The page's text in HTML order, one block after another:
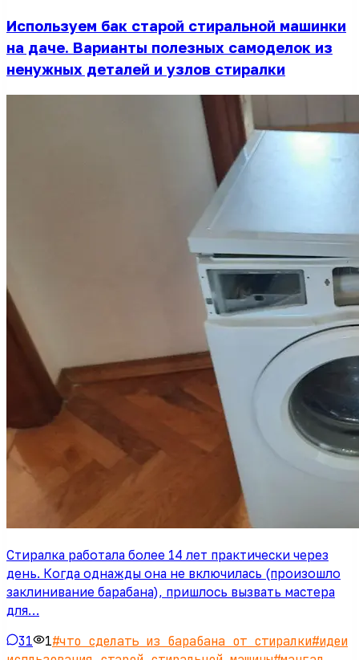
Используем бак старой стиральной машинки
на даче. Варианты полезных самоделок из
ненужных деталей и узлов стиралки
Стиралка работала более 14 лет практически через
день. Когда однажды она не включилась (произошло
заклинивание барабана), пришлось вызвать мастера
для…
31 1#что сделать из барабана от стиралки#идеи